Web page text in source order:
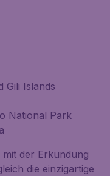
Gili Islands
National Park
mit der Erkundung
die einzigartige